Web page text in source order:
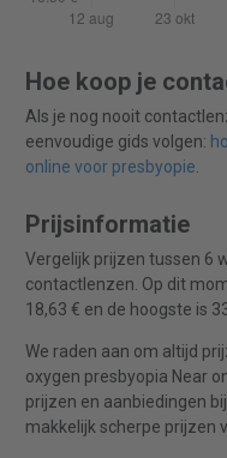
Hoe koop je
Als je nog nooit
eenvoudige gids volgen:
online voor presbyopie.
Prijsinformatie
Vergelijk prijzen tussen 6
contactlenzen. Op dit
18,63 € en de hoogste is
We raden aan om altijd
oxygen presbyopia Near
prijzen en aanbiedingen
makkelijk scherpe prijzen